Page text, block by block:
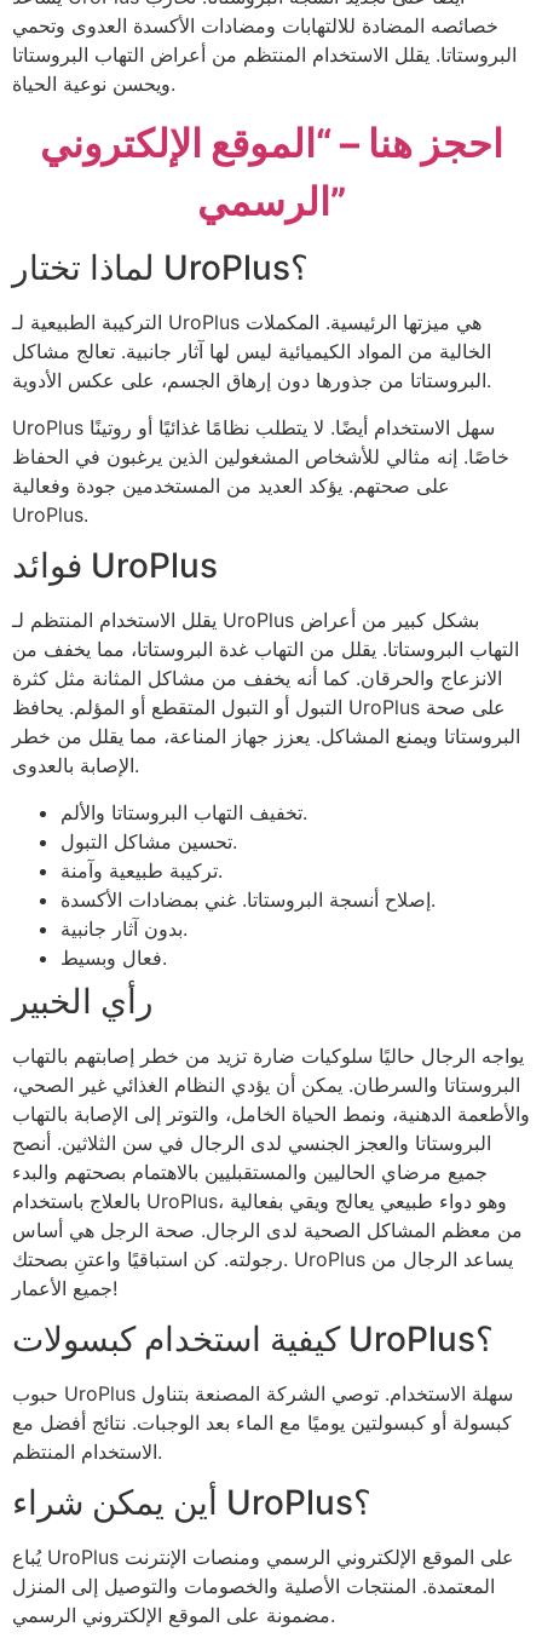
خصائصه المضادة للالتهابات ومضادات الأكسدة العدوى وتحمي
البروستاتا. يقلل الاستخدام المنتظم من أعراض التهاب البروستاتا
ويحسن نوعية الحياة.
احجز هنا – “الموقع الإلكتروني
الرسمي”
لماذا تختار UroPlus؟
التركيبة الطبيعية لـ UroPlus هي ميزتها الرئيسية. المكملات
الخالية من المواد الكيميائية ليس لها آثار جانبية. تعالج مشاكل
البروستاتا من جذورها دون إرهاق الجسم، على عكس الأدوية.
UroPlus سهل الاستخدام أيضًا. لا يتطلب نظامًا غذائيًا أو روتينًا
خاصًا. إنه مثالي للأشخاص المشغولين الذين يرغبون في الحفاظ
على صحتهم. يؤكد العديد من المستخدمين جودة وفعالية
UroPlus.
فوائد UroPlus
يقلل الاستخدام المنتظم لـ UroPlus بشكل كبير من أعراض
التهاب البروستاتا. يقلل من التهاب غدة البروستاتا، مما يخفف من
الانزعاج والحرقان. كما أنه يخفف من مشاكل المثانة مثل كثرة
التبول أو التبول المتقطع أو المؤلم. يحافظ UroPlus على صحة
البروستاتا ويمنع المشاكل. يعزز جهاز المناعة، مما يقلل من خطر
الإصابة بالعدوى.
تخفيف التهاب البروستاتا والألم.
تحسين مشاكل التبول.
تركيبة طبيعية وآمنة.
إصلاح أنسجة البروستاتا. غني بمضادات الأكسدة.
بدون آثار جانبية.
فعال وبسيط.
رأي الخبير
يواجه الرجال حاليًا سلوكيات ضارة تزيد من خطر إصابتهم بالتهاب
البروستاتا والسرطان. يمكن أن يؤدي النظام الغذائي غير الصحي،
والأطعمة الدهنية، ونمط الحياة الخامل، والتوتر إلى الإصابة بالتهاب
البروستاتا والعجز الجنسي لدى الرجال في سن الثلاثين. أنصح
جميع مرضاي الحاليين والمستقبليين بالاهتمام بصحتهم والبدء
بالعلاج باستخدام UroPlus، وهو دواء طبيعي يعالج ويقي بفعالية
من معظم المشاكل الصحية لدى الرجال. صحة الرجل هي أساس
رجولته. كن استباقيًا واعتنِ بصحتك. UroPlus يساعد الرجال من
جميع الأعمار!
كيفية استخدام كبسولات UroPlus؟
حبوب UroPlus سهلة الاستخدام. توصي الشركة المصنعة بتناول
كبسولة أو كبسولتين يوميًا مع الماء بعد الوجبات. نتائج أفضل مع
الاستخدام المنتظم.
أين يمكن شراء UroPlus؟
يُباع UroPlus على الموقع الإلكتروني الرسمي ومنصات الإنترنت
المعتمدة. المنتجات الأصلية والخصومات والتوصيل إلى المنزل
مضمونة على الموقع الإلكتروني الرسمي.